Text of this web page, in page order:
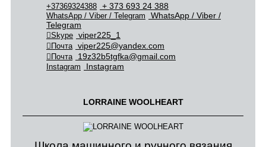
+37369324388 + 373 693 24 388
WhatsApp / Viber / Telegram
WhatsApp / Viber /
Telegram
Skype viper225_1
Почта viper225@yandex.com
Почта 19z32b5tgfka@gmail.com
Instagram Instagram
LORRAINE WOOLHEART